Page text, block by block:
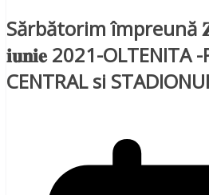
Sărbătorim împreună
𝐢𝐮𝐧𝐢𝐞 2021-OLTENITA -
CENTRAL si